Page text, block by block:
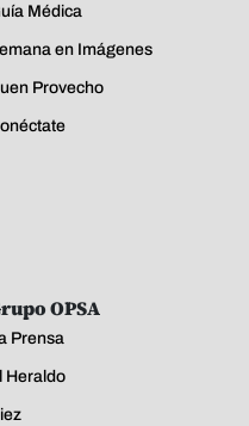
Médica
en Imágenes
Provecho
OPSA
Prensa
Heraldo